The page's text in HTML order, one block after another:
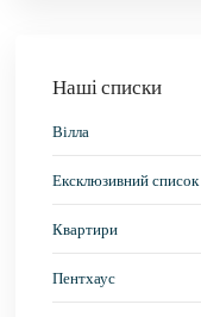
Наші списки
Вілла
Ексклюзивний список
Квартири
Пентхаус